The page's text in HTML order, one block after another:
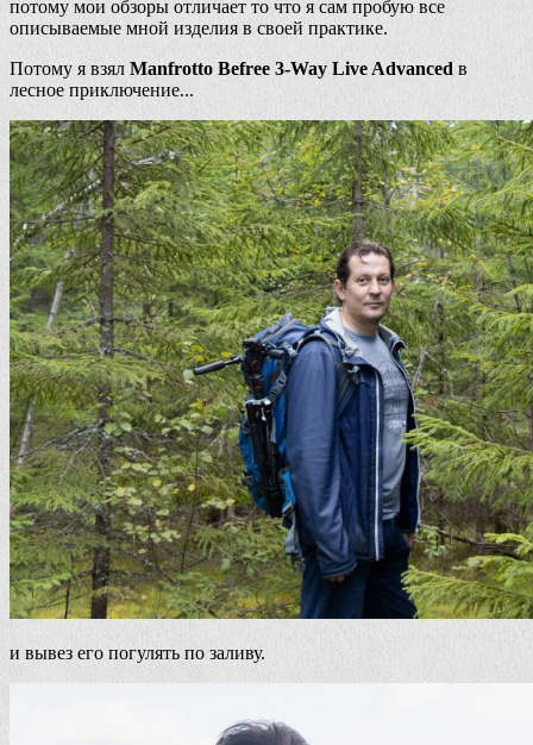
потому мои обзоры отличает то что я сам пробую все
описываемые мной изделия в своей практике.
Потому я взял Manfrotto Befree 3-Way Live Advanced в
лесное приключение...
и вывез его погулять по заливу.